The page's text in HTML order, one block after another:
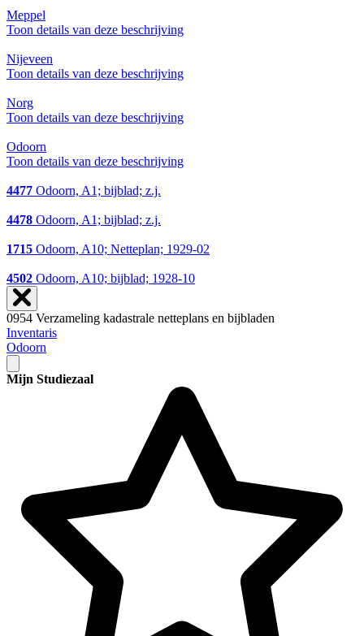
Meppel
Toon details van deze beschrijving
Nijeveen
Toon details van deze beschrijving
Norg
Toon details van deze beschrijving
Odoorn
Toon details van deze beschrijving
4477 Odoorn, A1; bijblad; z.j.
4478 Odoorn, A1; bijblad; z.j.
1715 Odoorn, A10; Netteplan; 1929-02
4502 Odoorn, A10; bijblad; 1928-10
0954 Verzameling kadastrale netteplans en bijbladen
Inventaris
Odoorn
Mijn Studiezaal